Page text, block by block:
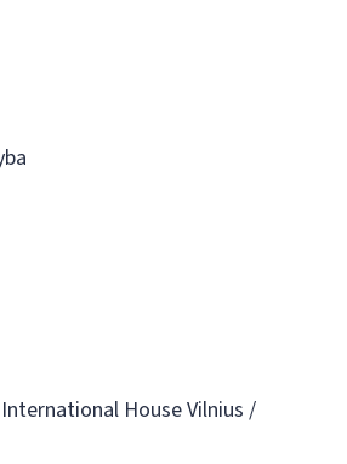
House Vilnius /